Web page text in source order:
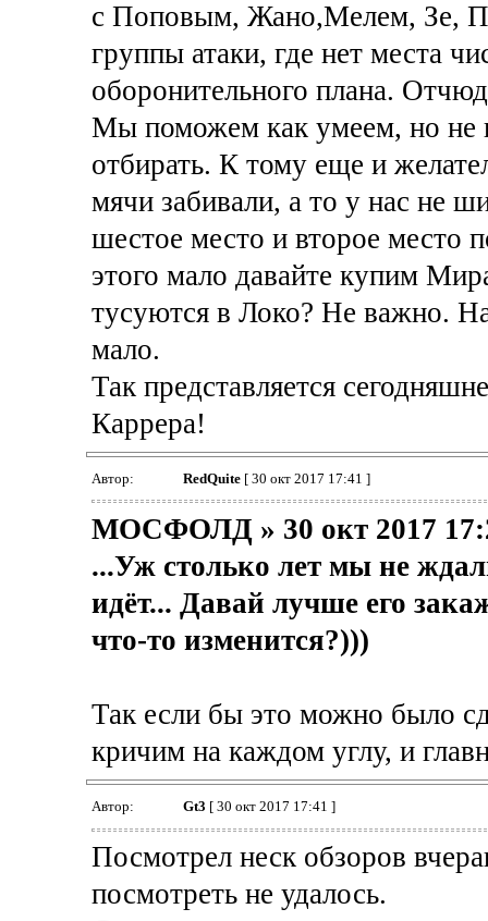
с Поповым, Жано,Мелем, Зе,
группы атаки, где нет места
оборонительного плана.
Мы поможем как умеем, но не
отбирать. К тому еще и
мячи забивали, а то у нас не
шестое место и второе
этого мало давайте купим
тусуются в Локо? Не важно.
мало.
Так представляется
Каррера!
Автор: RedQuite[ 30 окт 2017 17:41 ]
МОСФОЛД » 30 окт 2017
...Уж столько лет мы не
идёт... Давай лучше его
что-то изменится?)))
Так если бы это можно было
кричим на каждом углу, и
Автор: Gt3 [ 30 окт 2017 17:41 ]
Посмотрел неск обзоров
посмотреть не удалось.